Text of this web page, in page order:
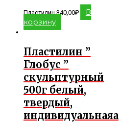
Пластилин 340,00₽
В
корзину
Пластилин ”
Глобус ”
скульптурный
500г белый,
твердый,
индивидуальнаяа